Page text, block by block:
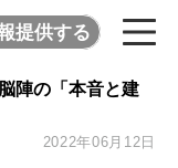
提供する
陣の「本音と建
2022年06月12日